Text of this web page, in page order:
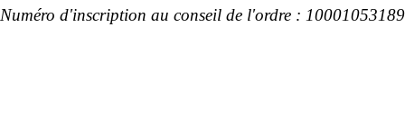
Numéro d'inscription au conseil de l'ordre : 10001053189